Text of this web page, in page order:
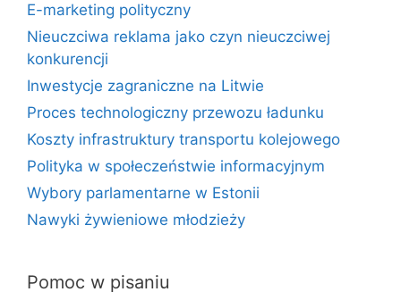
E-marketing polityczny
Nieuczciwa reklama jako czyn nieuczciwej
konkurencji
Inwestycje zagraniczne na Litwie
Proces technologiczny przewozu ładunku
Koszty infrastruktury transportu kolejowego
Polityka w społeczeństwie informacyjnym
Wybory parlamentarne w Estonii
Nawyki żywieniowe młodzieży
Pomoc w pisaniu